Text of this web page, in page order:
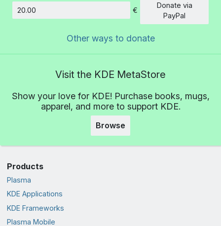
Amount
€
Donate via
PayPal
Other ways to donate
Visit the KDE MetaStore
Show your love for KDE! Purchase books, mugs,
apparel, and more to support KDE.
Browse
Products
Plasma
KDE Applications
KDE Frameworks
Plasma Mobile